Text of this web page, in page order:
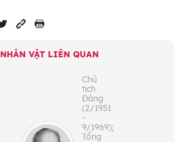
NHÂN VẬT LIÊN QUAN
Chủ
tịch
Đảng
(2/1951
-
9/1969);
Tổng